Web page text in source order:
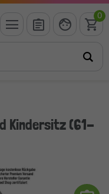
0
Kindersitz (61-